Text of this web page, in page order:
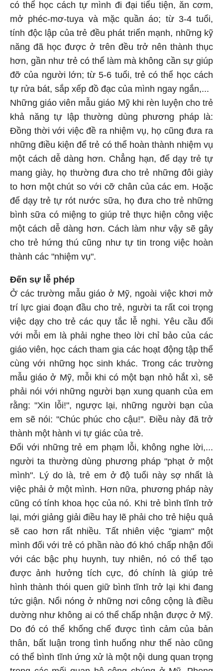
có thể học cách tự mình đi đại tiểu tiện, ăn cơm,
mở phéc-mơ-tuya và mặc quần áo; từ 3-4 tuổi,
tính độc lập của trẻ đều phát triển mạnh, những kỹ
năng đã học được ở trên đều trở nên thành thục
hơn, gần như trẻ có thể làm mà không cần sự giúp
đỡ của người lớn; từ 5-6 tuổi, trẻ có thể học cách
tự rửa bát, sắp xếp đồ đạc của mình ngay ngắn,...
Những giáo viên mẫu giáo Mỹ khi rèn luyện cho trẻ
khả năng tự lập thường dùng phương pháp là:
Đồng thời với việc đề ra nhiệm vụ, họ cũng đưa ra
những điều kiện để trẻ có thể hoàn thành nhiệm vụ
một cách dễ dàng hơn. Chẳng hạn, để dạy trẻ tự
mang giày, họ thường đưa cho trẻ những đôi giày
to hơn một chút so với cỡ chân của các em. Hoặc
để dạy trẻ tự rót nước sữa, họ đưa cho trẻ những
bình sữa có miệng to giúp trẻ thực hiện công việc
một cách dễ dàng hơn. Cách làm như vậy sẽ gây
cho trẻ hứng thú cũng như tự tin trong việc hoàn
thành các "nhiệm vụ".
Đến sự lễ phép
Ở các trường mẫu giáo ở Mỹ, ngoài việc khơi mở
trí lực giai đoạn đầu cho trẻ, người ta rất coi trọng
việc dạy cho trẻ các quy tắc lễ nghi. Yêu cầu đối
với mỗi em là phải nghe theo lời chỉ bảo của các
giáo viên, học cách tham gia các hoạt động tập thể
cùng với những học sinh khác. Trong các trường
mẫu giáo ở Mỹ, mỗi khi có một bạn nhỏ hắt xì, sẽ
phải nói với những người bạn xung quanh của em
rằng: "Xin lỗi!", ngược lại, những người bạn của
em sẽ nói: "Chúc phúc cho cậu!". Điều này đã trở
thành một hành vi tự giác của trẻ.
Đối với những trẻ em phạm lỗi, không nghe lời,...
người ta thường dùng phương pháp "phạt ở một
mình". Lý do là, trẻ em ở độ tuổi này sợ nhất là
việc phải ở một mình. Hơn nữa, phương pháp này
cũng có tính khoa học của nó. Khi trẻ bình tĩnh trở
lại, mới giảng giải điều hay lẽ phải cho trẻ hiệu quả
sẽ cao hơn rất nhiều. Tất nhiên việc "giam" một
mình đối với trẻ có phần nào đó khó chấp nhận đối
với các bậc phụ huynh, tuy nhiên, nó có thể tạo
được ảnh hưởng tích cực, đó chính là giúp trẻ
hình thành thói quen giữ bình tĩnh trở lại khi đang
tức giận. Nổi nóng ở những nơi công cộng là điều
dường như không ai có thể chấp nhận được ở Mỹ.
Do đó có thể khống chế được tình cảm của bản
thân, bất luận trong tình huống như thế nào cũng
có thể bình tĩnh ứng xử là một nội dung quan trọng